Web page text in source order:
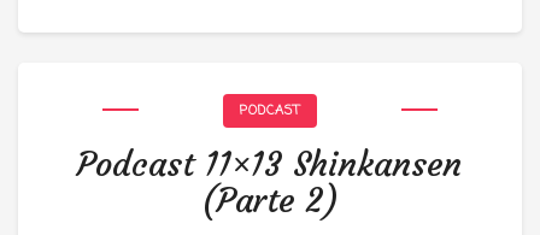
PODCAST
Podcast 11×13 Shinkansen
(Parte 2)